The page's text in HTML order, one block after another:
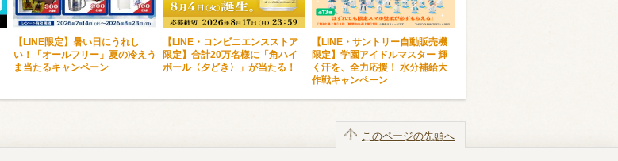
【LINE限定】暑い日にうれし
い！「オールフリー」夏の冷えう
ま当たるキャンペーン
【LINE・コンビニエンスストア
限定】合計20万名様に「角ハイ
ボール〈夕どき〉」が当たる！
【LINE・サントリー自動販売機
限定】学園アイドルマスター 輝
く汗を、全力応援！ 水分補給大
作戦キャンペーン
このページの先頭へ